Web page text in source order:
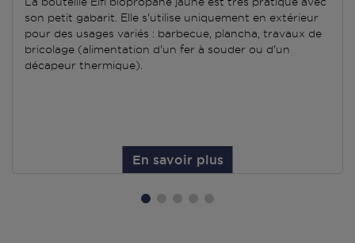
son petit gabarit. Elle s'utilise uniquement en extérieur
pour des usages variés : barbecue, plancha, travaux de
bricolage (alimentation d'un fer à souder ou d'un
décapeur thermique).
En savoir plus